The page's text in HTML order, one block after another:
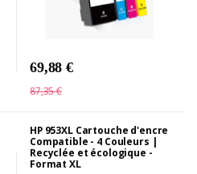
69,88 €
87,35 €
HP 953XL Cartouche d'encre
Compatible - 4 Couleurs |
Recyclée et écologique -
Format XL